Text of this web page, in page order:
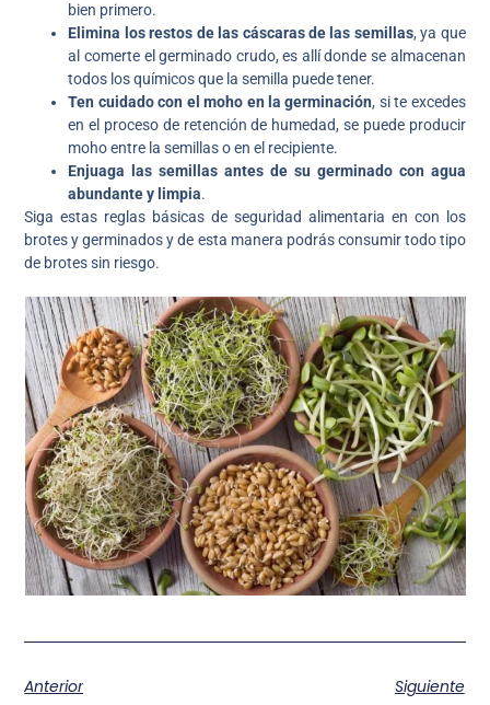
bien primero.
Elimina los restos de las cáscaras de las semillas, ya que
al comerte el germinado crudo, es allí donde se almacenan
todos los químicos que la semilla puede tener.
Ten cuidado con el moho en la germinación, si te excedes
en el proceso de retención de humedad, se puede producir
moho entre la semillas o en el recipiente.
Enjuaga las semillas antes de su germinado con agua
abundante y limpia.
Siga estas reglas básicas de seguridad alimentaria en con los
brotes y germinados y de esta manera podrás consumir todo tipo
de brotes sin riesgo.
Anterior Siguiente